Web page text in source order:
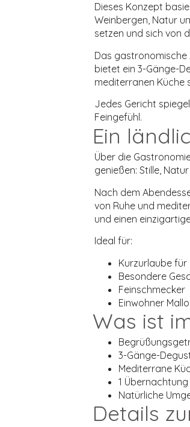
Dieses Konzept
Weinbergen, Natur
setzen und sich von
Das
bietet ein 3-Gänge-
mediterranen Küche
Jedes Gericht
Feingefühl.
Ein
Über die
genießen: Stille,
Nach dem
von Ruhe und
und einen
Ideal für:
Kurzurlaube für
Besondere
Feinschmecker
Einwohner
Was ist
3-Gänge-
Mediterrane
1
Natürliche
Details